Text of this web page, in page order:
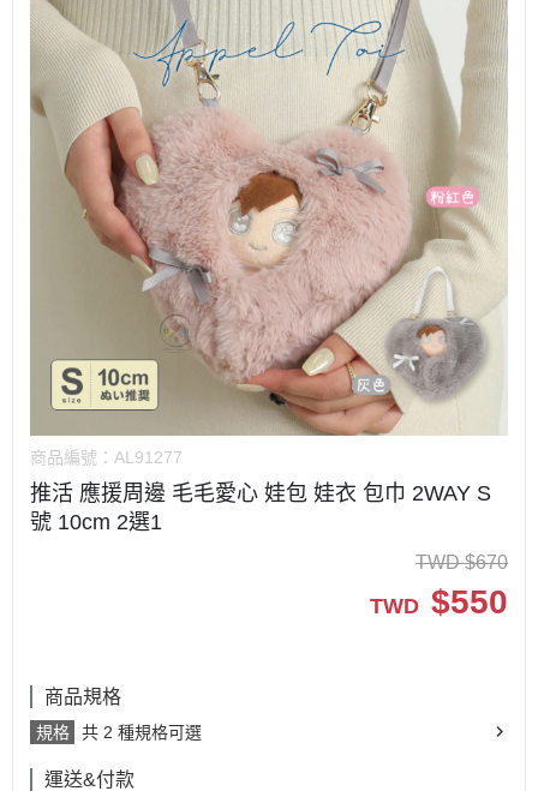
商品編號： AL91277
推活 應援周邊 毛毛愛心 娃包 娃衣 包巾 2WAY S
號 10cm 2選1
TWD $670
TWD $550
商品規格
規格 共 2 種規格可選
運送&付款